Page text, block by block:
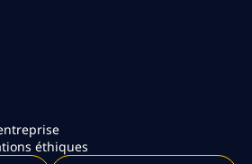
éthiques